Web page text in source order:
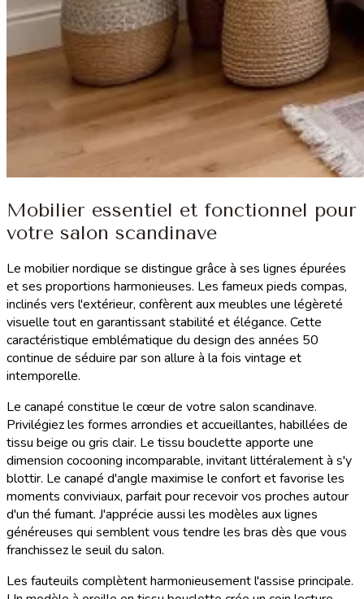
Mobilier essentiel et fonctionnel pour
votre salon scandinave
Le mobilier nordique se distingue grâce à ses lignes épurées
et ses proportions harmonieuses. Les fameux pieds compas,
inclinés vers l'extérieur, confèrent aux meubles une légèreté
visuelle tout en garantissant stabilité et élégance. Cette
caractéristique emblématique du design des années 50
continue de séduire par son allure à la fois vintage et
intemporelle.
Le canapé constitue le cœur de votre salon scandinave.
Privilégiez les formes arrondies et accueillantes, habillées de
tissu beige ou gris clair. Le tissu bouclette apporte une
dimension cocooning incomparable, invitant littéralement à s'y
blottir. Le canapé d'angle maximise le confort et favorise les
moments conviviaux, parfait pour recevoir vos proches autour
d'un thé fumant. J'apprécie aussi les modèles aux lignes
généreuses qui semblent vous tendre les bras dès que vous
franchissez le seuil du salon.
Les fauteuils complètent harmonieusement l'assise principale.